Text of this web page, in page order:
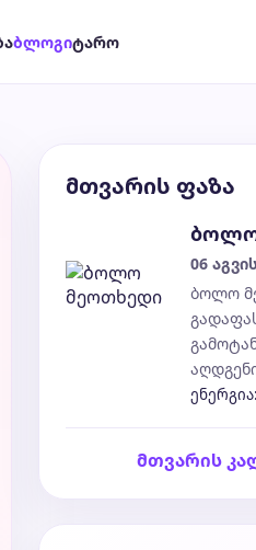
ბლოგიტარო
მთვარის ფაზა
ბოლო
06
ბოლო
ენერგია:
მთვარის